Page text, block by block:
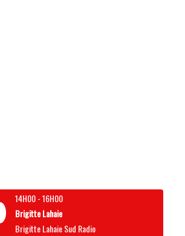
14H00-16H00
Brigitte Lahaie
Brigitte Lahaie Sud Radio